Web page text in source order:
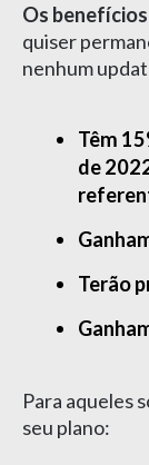
Os
quiser
nenhum
Têm
de
Terão
Para aqueles
seu plano: